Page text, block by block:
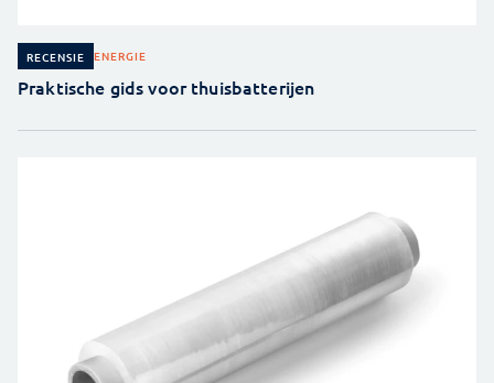
RECENSIE ENERGIE
Praktische gids voor thuisbatterijen